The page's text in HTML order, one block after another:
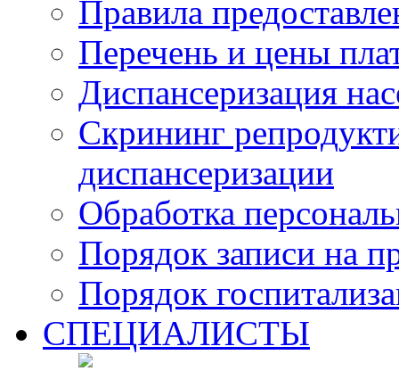
Правила
Перечень и цены
Диспансеризация
Скрининг
диспансеризации
Обработка
Порядок записи на
Порядок
СПЕЦИАЛИСТЫ